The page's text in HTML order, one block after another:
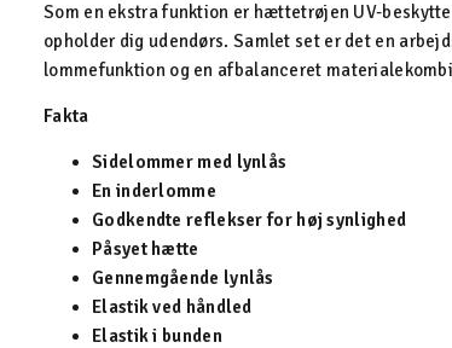
Som en ekstra funktion er hættetrøjen UV-
opholder dig udendørs. Samlet set er det en
lommefunktion og en afbalanceret
Fakta
Sidelommer med lynlås
En inderlomme
Godkendte reflekser for høj synlighed
Påsyet hætte
Gennemgående lynlås
Elastik ved håndled
Elastik i bunden